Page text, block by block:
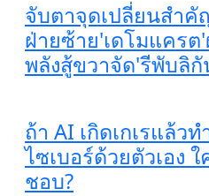
จับตาจุดเปลี่ยนสำคั
ฝ่ายซ้าย'เดโมแครต
พลังสู้ขวาจัด'รีพับลิกั
ถ้า AI เกิดเกเรแล้ว
ไซเบอร์ด้วยตัวเอง
ชอบ?